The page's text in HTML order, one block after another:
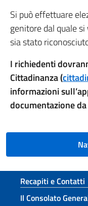
Si può effettuare
genitore dal quale
sia stato
I richiedenti
Cittadinanza (
informazioni
documentazione
Sezione
Recapiti e Contatti
Il Consolato